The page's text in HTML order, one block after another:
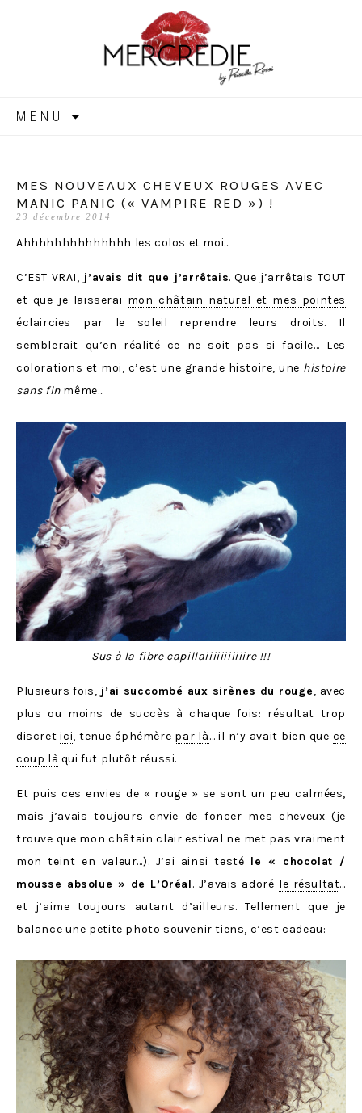
MERCREDIE
MENU
MES NOUVEAUX CHEVEUX ROUGES AVEC
MANIC PANIC (« VAMPIRE RED ») !
23 décembre 2014
Ahhhhhhhhhhhhhh les colos et moi…
C’EST VRAI, j’avais dit que j’arrêtais. Que j’arrêtais TOUT
et que je laisserai mon châtain naturel et mes pointes
éclaircies par le soleil reprendre leurs droits. Il
semblerait qu’en réalité ce ne soit pas si facile… Les
colorations et moi, c’est une grande histoire, une histoire
sans finmême…
Sus à la fibre capillaiiiiiiiiiiire !!!
Plusieurs fois, j’ai succombé aux sirènes du rouge, avec
plus ou moins de succès à chaque fois: résultat trop
discretici, tenue éphémère par là… il n’y avait bien que ce
coup là qui fut plutôt réussi.
Et puis ces envies de « rouge » se sont un peu calmées,
mais j’avais toujours envie de foncer mes cheveux (je
trouve que mon châtain clair estival ne met pas vraiment
mon teint en valeur…). J’ai ainsi testé le « chocolat /
mousse absolue » de L’Oréal. J’avais adoré le résultat…
et j’aime toujours autant d’ailleurs. Tellement que je
balance une petite photo souvenir tiens, c’est cadeau: